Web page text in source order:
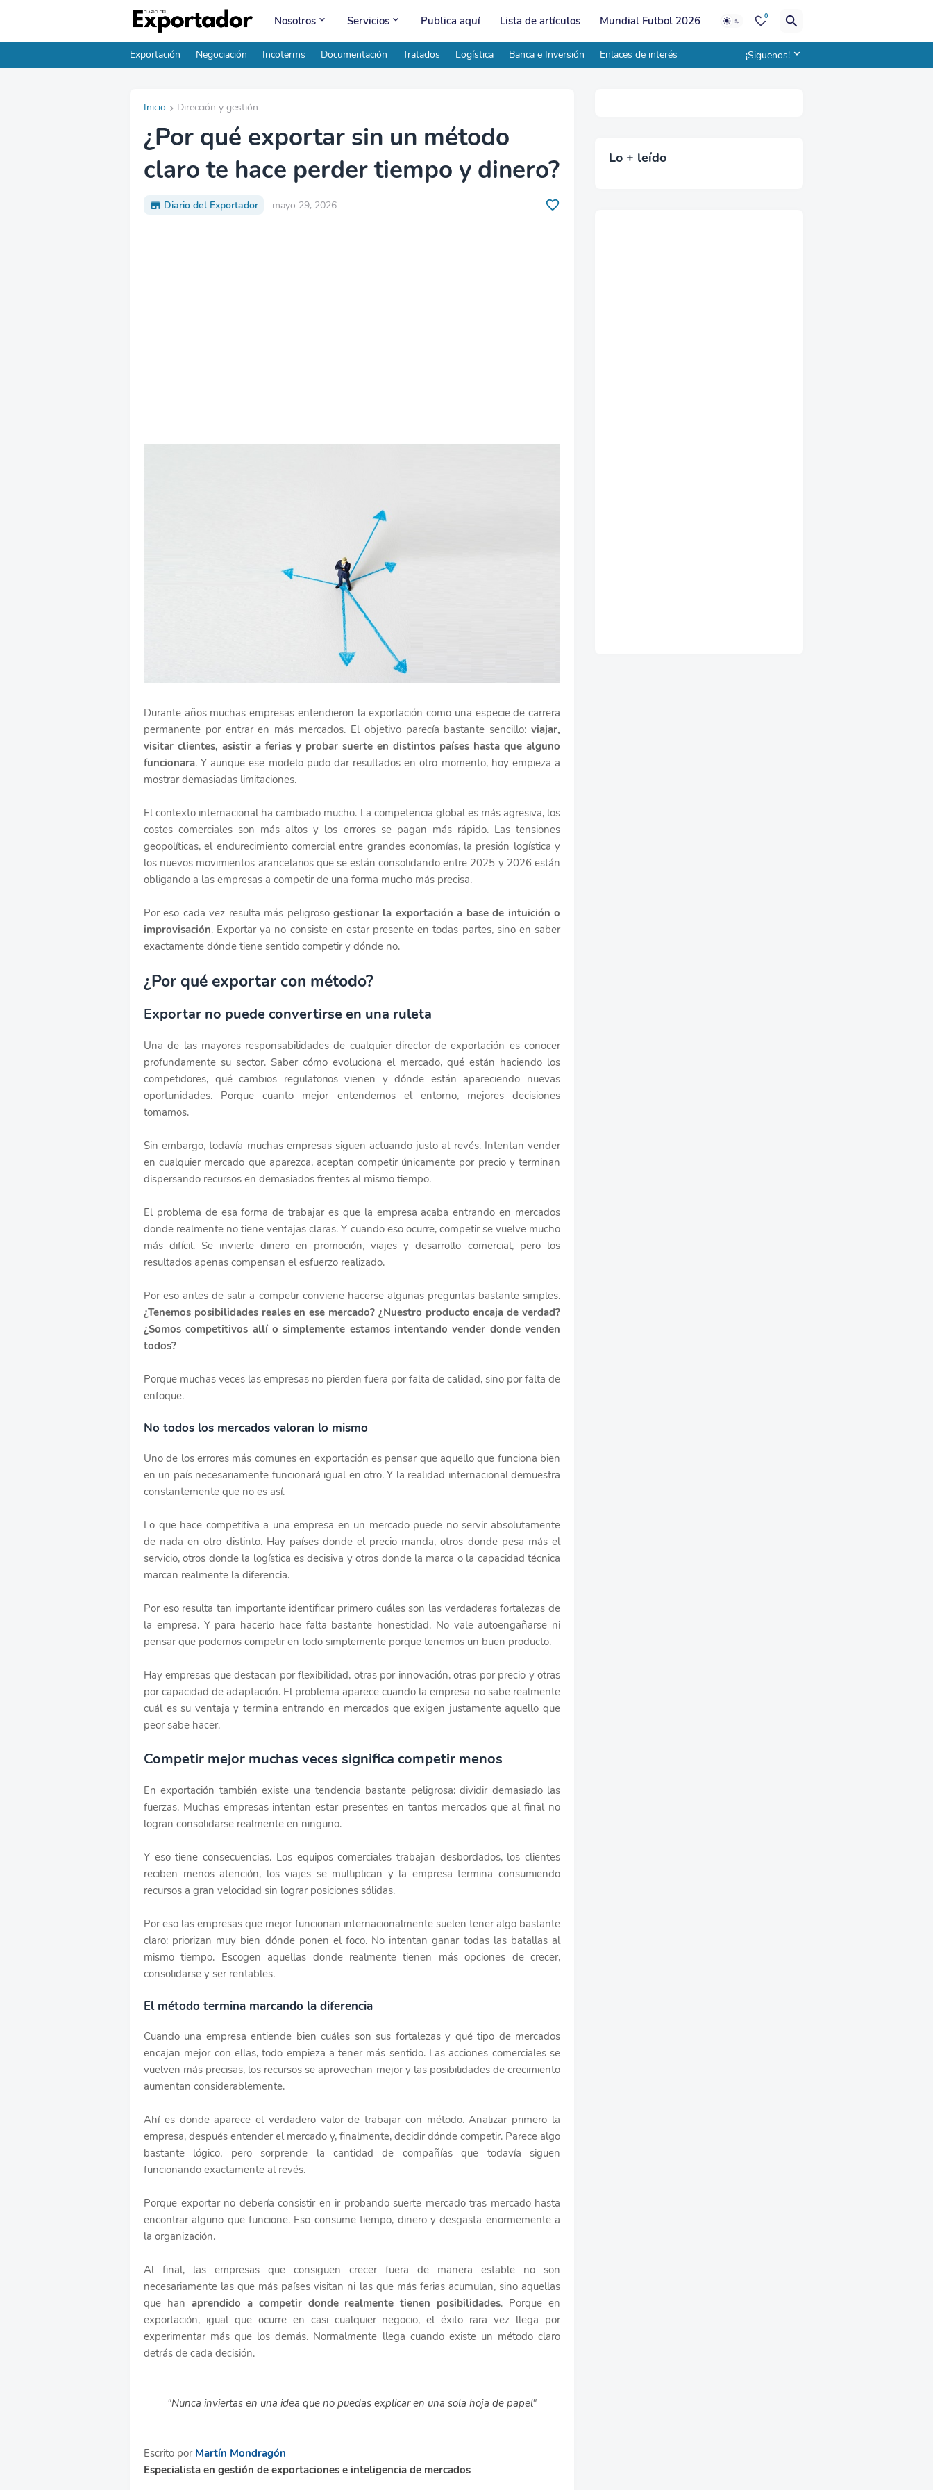
Nosotros Servicios Publica aquí Lista de artículos Mundial Futbol 2026 0
Exportación Negociación Incoterms Documentación Tratados Logística Banca e Inversión Enlaces de interés ¡Siguenos!
Inicio Dirección y gestión
¿Por qué exportar sin un método
claro te hace perder tiempo y dinero?
Diario del Exportador mayo 29, 2026
Durante años muchas empresas entendieron la exportación como una especie de carrera
permanente por entrar en más mercados. El objetivo parecía bastante sencillo: viajar,
visitar clientes, asistir a ferias y probar suerte en distintos países hasta que alguno
funcionara. Y aunque ese modelo pudo dar resultados en otro momento, hoy empieza a
mostrar demasiadas limitaciones.
El contexto internacional ha cambiado mucho. La competencia global es más agresiva, los
costes comerciales son más altos y los errores se pagan más rápido. Las tensiones
geopolíticas, el endurecimiento comercial entre grandes economías, la presión logística y
los nuevos movimientos arancelarios que se están consolidando entre 2025 y 2026 están
obligando a las empresas a competir de una forma mucho más precisa.
Por eso cada vez resulta más peligroso gestionar la exportación a base de intuición o
improvisación. Exportar ya no consiste en estar presente en todas partes, sino en saber
exactamente dónde tiene sentido competir y dónde no.
¿Por qué exportar con método?
Exportar no puede convertirse en una ruleta
Una de las mayores responsabilidades de cualquier director de exportación es conocer
profundamente su sector. Saber cómo evoluciona el mercado, qué están haciendo los
competidores, qué cambios regulatorios vienen y dónde están apareciendo nuevas
oportunidades. Porque cuanto mejor entendemos el entorno, mejores decisiones
tomamos.
Sin embargo, todavía muchas empresas siguen actuando justo al revés. Intentan vender
en cualquier mercado que aparezca, aceptan competir únicamente por precio y terminan
dispersando recursos en demasiados frentes al mismo tiempo.
El problema de esa forma de trabajar es que la empresa acaba entrando en mercados
donde realmente no tiene ventajas claras. Y cuando eso ocurre, competir se vuelve mucho
más difícil. Se invierte dinero en promoción, viajes y desarrollo comercial, pero los
resultados apenas compensan el esfuerzo realizado.
Por eso antes de salir a competir conviene hacerse algunas preguntas bastante simples.
¿Tenemos posibilidades reales en ese mercado? ¿Nuestro producto encaja de verdad?
¿Somos competitivos allí o simplemente estamos intentando vender donde venden
todos?
Porque muchas veces las empresas no pierden fuera por falta de calidad, sino por falta de
enfoque.
No todos los mercados valoran lo mismo
Uno de los errores más comunes en exportación es pensar que aquello que funciona bien
en un país necesariamente funcionará igual en otro. Y la realidad internacional demuestra
constantemente que no es así.
Lo que hace competitiva a una empresa en un mercado puede no servir absolutamente
de nada en otro distinto. Hay países donde el precio manda, otros donde pesa más el
servicio, otros donde la logística es decisiva y otros donde la marca o la capacidad técnica
marcan realmente la diferencia.
Por eso resulta tan importante identificar primero cuáles son las verdaderas fortalezas de
la empresa. Y para hacerlo hace falta bastante honestidad. No vale autoengañarse ni
pensar que podemos competir en todo simplemente porque tenemos un buen producto.
Hay empresas que destacan por flexibilidad, otras por innovación, otras por precio y otras
por capacidad de adaptación. El problema aparece cuando la empresa no sabe realmente
cuál es su ventaja y termina entrando en mercados que exigen justamente aquello que
peor sabe hacer.
Competir mejor muchas veces significa competir menos
En exportación también existe una tendencia bastante peligrosa: dividir demasiado las
fuerzas. Muchas empresas intentan estar presentes en tantos mercados que al final no
logran consolidarse realmente en ninguno.
Y eso tiene consecuencias. Los equipos comerciales trabajan desbordados, los clientes
reciben menos atención, los viajes se multiplican y la empresa termina consumiendo
recursos a gran velocidad sin lograr posiciones sólidas.
Por eso las empresas que mejor funcionan internacionalmente suelen tener algo bastante
claro: priorizan muy bien dónde ponen el foco. No intentan ganar todas las batallas al
mismo tiempo. Escogen aquellas donde realmente tienen más opciones de crecer,
consolidarse y ser rentables.
El método termina marcando la diferencia
Cuando una empresa entiende bien cuáles son sus fortalezas y qué tipo de mercados
encajan mejor con ellas, todo empieza a tener más sentido. Las acciones comerciales se
vuelven más precisas, los recursos se aprovechan mejor y las posibilidades de crecimiento
aumentan considerablemente.
Ahí es donde aparece el verdadero valor de trabajar con método. Analizar primero la
empresa, después entender el mercado y, finalmente, decidir dónde competir. Parece algo
bastante lógico, pero sorprende la cantidad de compañías que todavía siguen
funcionando exactamente al revés.
Porque exportar no debería consistir en ir probando suerte mercado tras mercado hasta
encontrar alguno que funcione. Eso consume tiempo, dinero y desgasta enormemente a
la organización.
Al final, las empresas que consiguen crecer fuera de manera estable no son
necesariamente las que más países visitan ni las que más ferias acumulan, sino aquellas
que han aprendido a competir donde realmente tienen posibilidades. Porque en
exportación, igual que ocurre en casi cualquier negocio, el éxito rara vez llega por
experimentar más que los demás. Normalmente llega cuando existe un método claro
detrás de cada decisión.
"Nunca inviertas en una idea que no puedas explicar en una sola hoja de papel"
Escrito por Martín Mondragón
Especialista en gestión de exportaciones e inteligencia de mercados
Lo + leído